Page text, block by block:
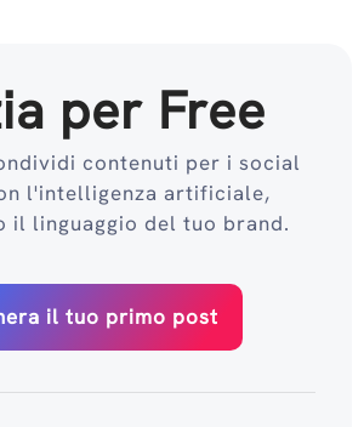
per Free
contenuti per i social
l'intelligenza artificiale,
il linguaggio del tuo brand.
il tuo primo post